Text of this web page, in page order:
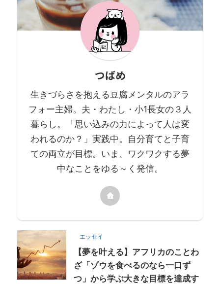
い込みにとらわれ続ける。 調
教師はそれを知っているか
ら、鎖のかわりにロープを使
って象を杭につなぎとめる。
いる方が大多数だと思いま
す。 そんな現代社会において
本の重要性というのは軽視さ
れがち ...
つばめ
生きづらさを抱える豆腐メンタルのアラ
フォー主婦。夫・わたし・小1長女の３人
暮らし。「思い込みの力によって人は変
われるのか？」実践中。自分育てと子育
ての両立が目標。いま、ワクワクする夢
中なことをゆる～く発信。
エッセイ
【夢を叶える】アフリカのことわ
ざ「ゾウを食べるのなら一口ず
つ」から学ぶ大きな目標を達成す